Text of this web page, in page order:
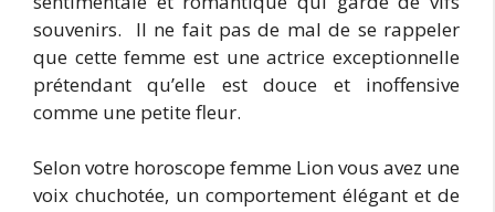
souvenirs. Il ne fait pas de mal de se rappeler
que cette femme est une actrice exceptionnelle
prétendant qu’elle est douce et inoffensive
comme une petite fleur.
Selon votre horoscope femme Lion vous avez une
voix chuchotée, un comportement élégant et de